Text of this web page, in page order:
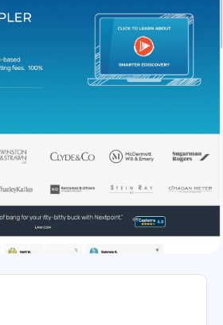
présentation